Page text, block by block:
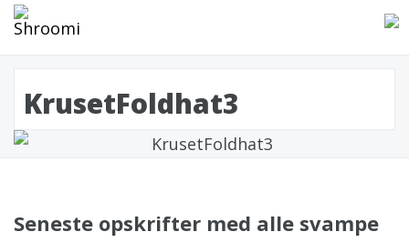
KrusetFoldhat3
Seneste opskrifter med alle svampe